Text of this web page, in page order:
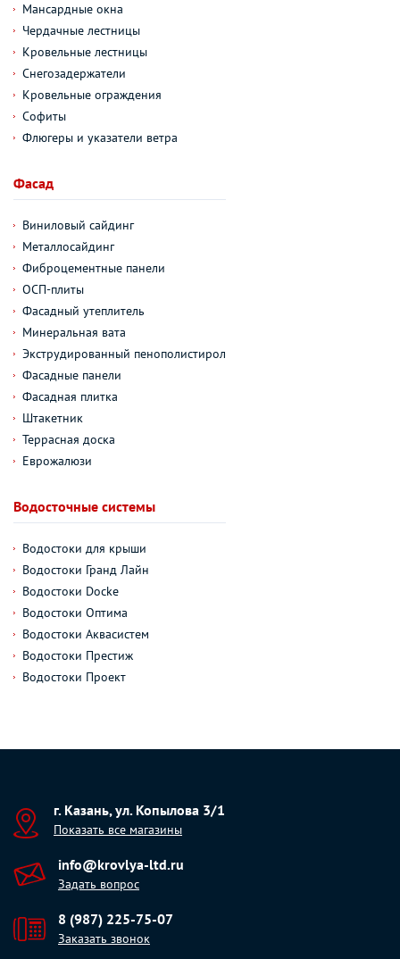
Мансардные окна
Чердачные лестницы
Кровельные лестницы
Снегозадержатели
Кровельные ограждения
Софиты
Флюгеры и указатели ветра
Фасад
Виниловый сайдинг
Металлосайдинг
Фиброцементные панели
ОСП-плиты
Фасадный утеплитель
Минеральная вата
Экструдированный пенополистирол
Фасадные панели
Фасадная плитка
Штакетник
Террасная доска
Еврожалюзи
Водосточные системы
Водостоки для крыши
Водостоки Гранд Лайн
Водостоки Docke
Водостоки Оптима
Водостоки Аквасистем
Водостоки Престиж
Водостоки Проект
г. Казань, ул. Копылова 3/1
Показать все магазины
info@krovlya-ltd.ru
Задать вопрос
8 (987) 225-75-07
Заказать звонок